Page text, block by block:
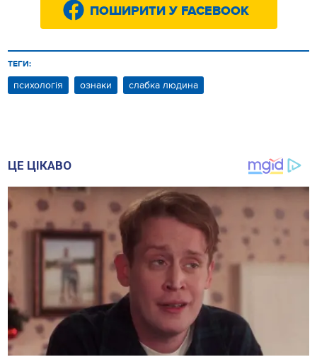
ПОШИРИТИ У FACEBOOK
ТЕГИ:
психологія ознаки слабка людина
ЦЕ ЦІКАВО